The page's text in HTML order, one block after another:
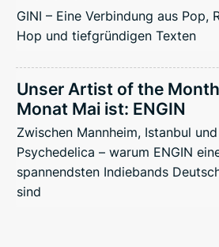
GINI – Eine Verbindung aus Pop,
Hop und tiefgründigen Texten
Unser Artist of the
Monat Mai ist: ENGIN
Zwischen Mannheim, Istanbul und
Psychedelica – warum ENGIN
spannendsten Indiebands
sind